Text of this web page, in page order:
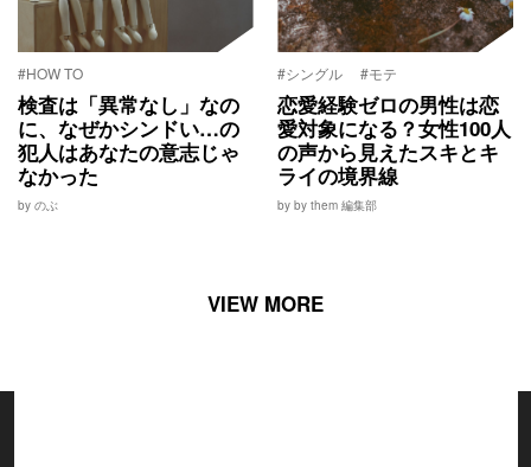
#HOW TO
検査は「異常なし」なの
に、なぜかシンドい…の
犯人はあなたの意志じゃ
なかった
by のぶ
#シングル #モテ
恋愛経験ゼロの男性は恋
愛対象になる？女性100人
の声から見えたスキとキ
ライの境界線
by by them 編集部
VIEW MORE